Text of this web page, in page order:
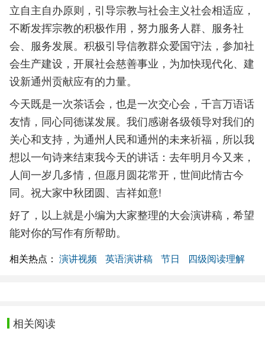
立自主自办原则，引导宗教与社会主义社会相适应，
不断发挥宗教的积极作用，努力服务人群、服务社
会、服务发展。积极引导信教群众爱国守法，参加社
会生产建设，开展社会慈善事业，为加快现代化、建
设新通州贡献应有的力量。
今天既是一次茶话会，也是一次交心会，千言万语话
友情，同心同德谋发展。我们感谢各级领导对我们的
关心和支持，为通州人民和通州的未来祈福，所以我
想以一句诗来结束我今天的讲话：去年明月今又来，
人间一岁几多情，但愿月圆花常开，世间此情古今
同。祝大家中秋团圆、吉祥如意!
好了，以上就是小编为大家整理的大会演讲稿，希望
能对你的写作有所帮助。
相关热点： 演讲视频 英语演讲稿 节日 四级阅读理解
相关阅读